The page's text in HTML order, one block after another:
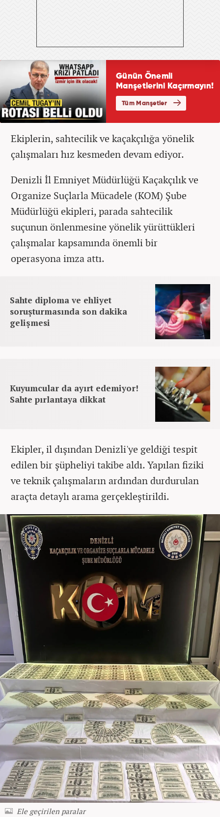
Ekiplerin, sahtecilik ve kaçakçılığa yönelik
çalışmaları hız kesmeden devam ediyor.
Denizli İl Emniyet Müdürlüğü Kaçakçılık ve
Organize Suçlarla Mücadele (KOM) Şube
Müdürlüğü ekipleri, parada sahtecilik
suçunun önlenmesine yönelik yürüttükleri
çalışmalar kapsamında önemli bir
operasyona imza attı.
Sahte diploma ve ehliyet
soruşturmasında son dakika
gelişmesi
Kuyumcular da ayırt edemiyor!
Sahte pırlantaya dikkat
Ekipler, il dışından Denizli'ye geldiği tespit
edilen bir şüpheliyi takibe aldı. Yapılan fiziki
ve teknik çalışmaların ardından durdurulan
araçta detaylı arama gerçekleştirildi.
Ele geçirilen paralar